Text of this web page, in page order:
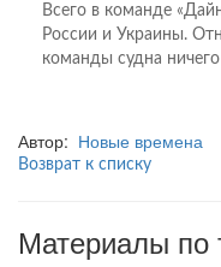
Всего в команде
России и Украины.
команды судна
Автор: Новые времена
Возврат к списку
Материалы по